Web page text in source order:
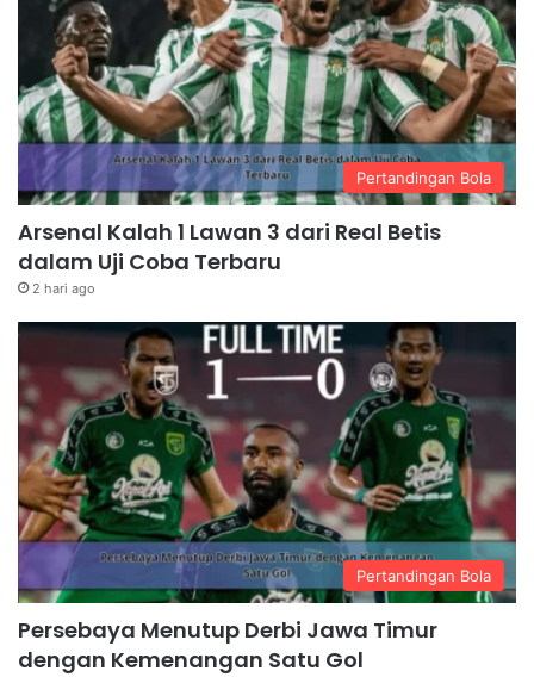
Pertandingan Bola
Arsenal Kalah 1 Lawan 3 dari Real Betis
dalam Uji Coba Terbaru
2 hari ago
Pertandingan Bola
Persebaya Menutup Derbi Jawa Timur
dengan Kemenangan Satu Gol